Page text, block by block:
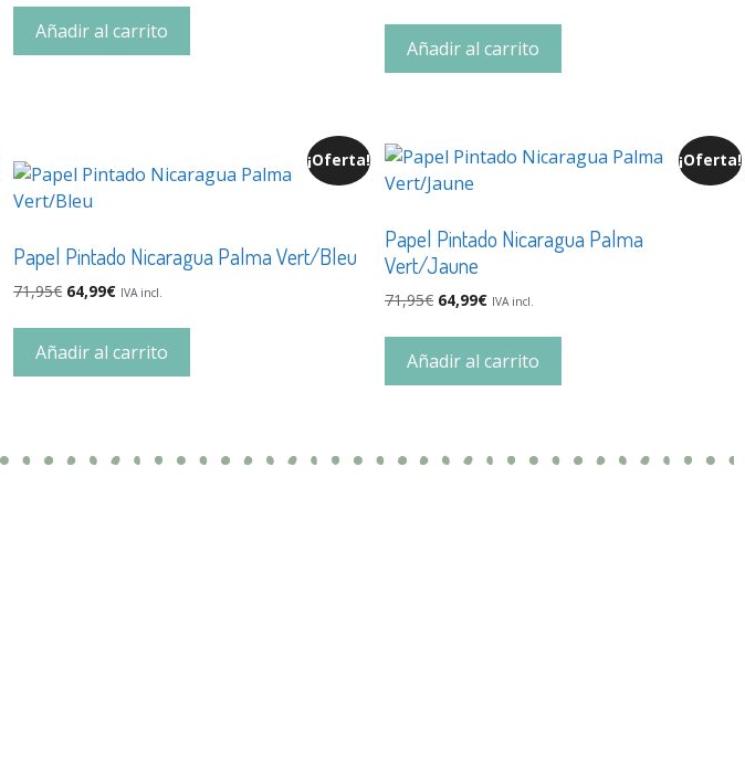
Añadir al carrito
Añadir al carrito
¡Oferta!
Papel Pintado Nicaragua Palma Vert/Bleu
71,95€ 64,99€ IVA incl.
Añadir al carrito
¡Oferta!
Papel Pintado Nicaragua Palma
Vert/Jaune
71,95€ 64,99€ IVA incl.
Añadir al carrito